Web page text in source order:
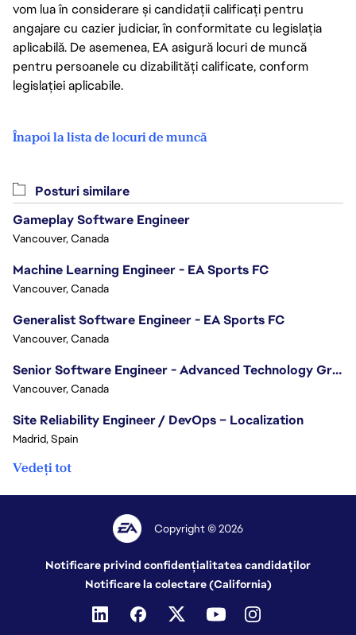
vom lua în considerare și candidații calificați pentru
angajare cu cazier judiciar, în conformitate cu legislația
aplicabilă. De asemenea, EA asigură locuri de muncă
pentru persoanele cu dizabilități calificate, conform
legislației aplicabile.
Înapoi la lista de locuri de muncă
Posturi similare
Gameplay Software Engineer
Vancouver, Canada
Machine Learning Engineer - EA Sports FC
Vancouver, Canada
Generalist Software Engineer - EA Sports FC
Vancouver, Canada
Senior Software Engineer - Advanced Technology Group
Vancouver, Canada
Site Reliability Engineer / DevOps – Localization
Madrid, Spain
Vedeți tot
Copyright © 2026
Notificare privind confidențialitatea candidaților
Notificare la colectare (California)